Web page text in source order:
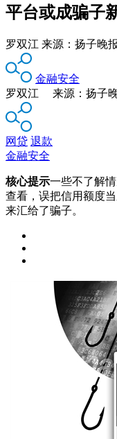
平台或成骗子
罗双江 来源： 扬子晚
金融安全
罗双江 来源：扬子
网贷 退款
金融安全
核心提示一些不了解
查看，误把信用额度
来汇给了骗子。